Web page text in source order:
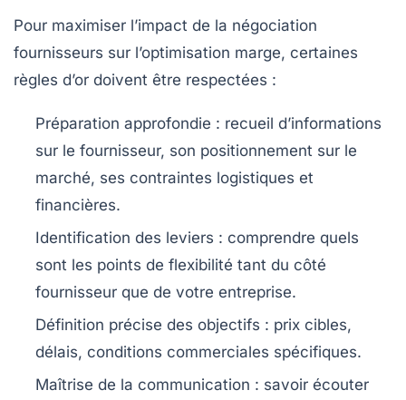
Pour maximiser l’impact de la négociation
fournisseurs sur l’optimisation marge, certaines
règles d’or doivent être respectées :
Préparation approfondie : recueil d’informations
sur le fournisseur, son positionnement sur le
marché, ses contraintes logistiques et
financières.
Identification des leviers : comprendre quels
sont les points de flexibilité tant du côté
fournisseur que de votre entreprise.
Définition précise des objectifs : prix cibles,
délais, conditions commerciales spécifiques.
Maîtrise de la communication : savoir écouter